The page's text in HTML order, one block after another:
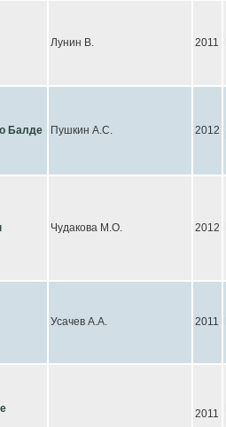
Лунин В. 2011
Балде Пушкин А.С. 2012
Чудакова М.О. 2012
Усачев А.А. 2011
2011